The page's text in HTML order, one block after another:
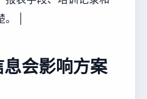
|
会影响方案